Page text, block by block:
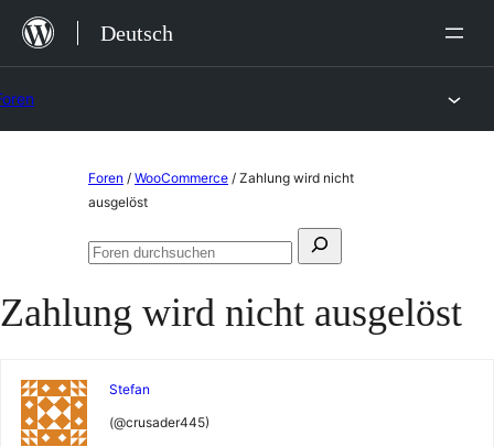
Zum
Inhalt
Deutsch
Foren / WooCommerce / Zahlung wird nicht
ausgelöst
Suchen
Foren
Zahlung wird nicht ausgelöst
Stefan
(@crusader445)